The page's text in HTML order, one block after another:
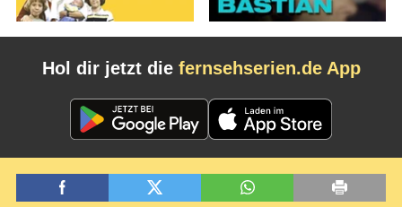
Hol dir jetzt die fernsehserien.de App